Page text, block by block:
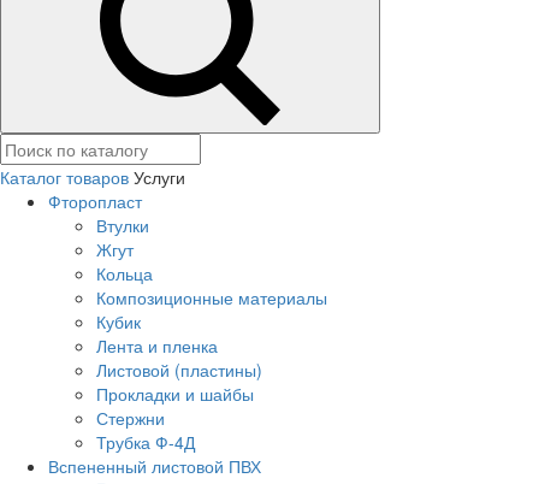
Каталог товаров Услуги
Фторопласт
Втулки
Жгут
Кольца
Композиционные материалы
Кубик
Лента и пленка
Листовой (пластины)
Прокладки и шайбы
Стержни
Трубка Ф-4Д
Вспененный листовой ПВХ